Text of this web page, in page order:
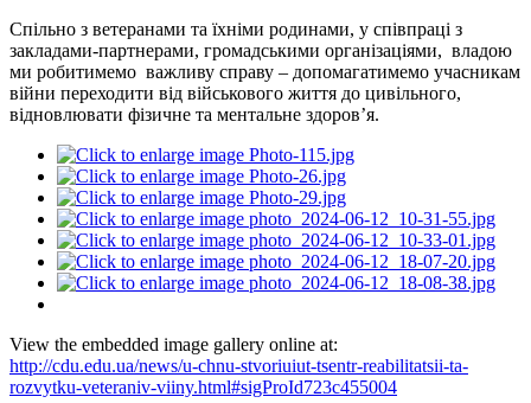
Спільно з ветеранами та їхніми родинами, у співпраці з
закладами-партнерами, громадськими організаціями, владою
ми робитимемо важливу справу – допомагатимемо учасникам
війни переходити від військового життя до цивільного,
відновлювати фізичне та ментальне здоров’я.
View the embedded image gallery online at:
http://cdu.edu.ua/news/u-chnu-stvoriuiut-tsentr-reabilitatsii-ta-
rozvytku-veteraniv-viiny.html#sigProId723c455004